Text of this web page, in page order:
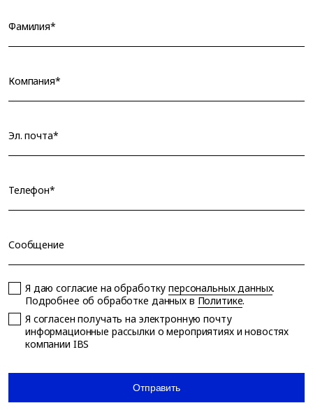
Фамилия*
Компания*
Эл. почта*
Телефон*
Сообщение
Я даю согласие на обработкуперсональных данных.
Подробнее об обработке данных в Политике.
Я согласен получать на электронную почту
информационные рассылки о мероприятиях и новостях
компании IBS
Отправить